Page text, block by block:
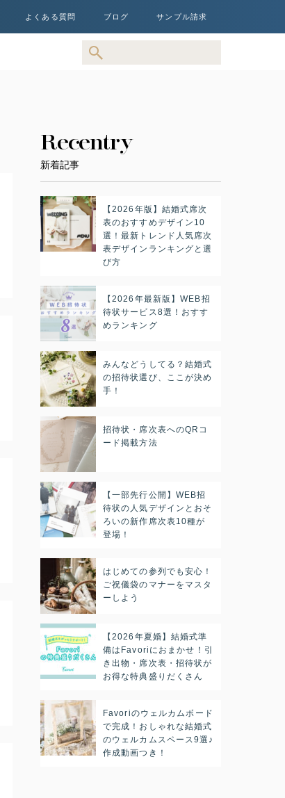
よくある質問 ブログ サンプル請求
Recentry
新着記事
【2026年版】結婚式席次
表のおすすめデザイン10
選！最新トレンド人気席次
表デザインランキングと選
び方
【2026年最新版】WEB招
待状サービス8選！おすす
めランキング
みんなどうしてる？結婚式
の招待状選び、ここが決め
手！
招待状・席次表へのQRコ
ード掲載方法
【一部先行公開】WEB招
待状の人気デザインとおそ
ろいの新作席次表10種が
登場！
はじめての参列でも安心！
ご祝儀袋のマナーをマスタ
ーしよう
【2026年夏婚】結婚式準
備はFavoriにおまかせ！引
き出物・席次表・招待状が
お得な特典盛りだくさん
Favoriのウェルカムボード
で完成！おしゃれな結婚式
のウェルカムスペース9選♪
作成動画つき！